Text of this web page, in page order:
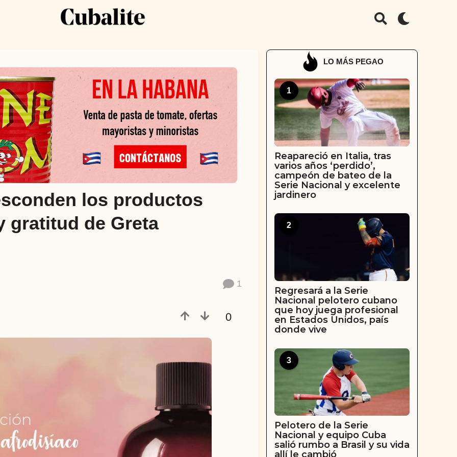
los productos
gratitud de Greta
1
0
LO MÁS PEGAO
1
Reapareció en Italia, tras
varios años ‘perdido’,
campeón de bateo de la
Serie Nacional y excelente
jardinero
2
Regresará a la Serie
Nacional pelotero cubano
que hoy juega profesional
en Estados Unidos, país
donde vive
3
Pelotero de la Serie
Nacional y equipo Cuba
salió rumbo a Brasil y su vida
allí le cambió